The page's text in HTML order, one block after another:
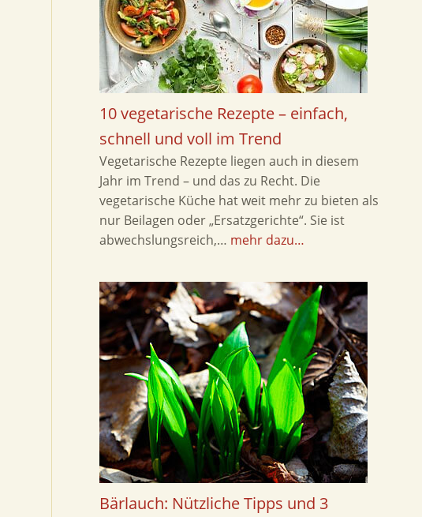
10 vegetarische Rezepte – einfach,
schnell und voll im Trend
Vegetarische Rezepte liegen auch in diesem
Jahr im Trend – und das zu Recht. Die
vegetarische Küche hat weit mehr zu bieten als
nur Beilagen oder „Ersatzgerichte“. Sie ist
abwechslungsreich,… mehr dazu…
Bärlauch: Nützliche Tipps und 3